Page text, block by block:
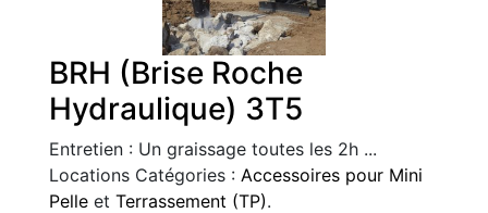
BRH (Brise Roche
Hydraulique) 3T5
Entretien : Un graissage toutes les 2h ...
Locations Catégories : Accessoires pour Mini
Pelle et Terrassement (TP).